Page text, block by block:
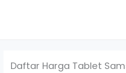
Daftar Harga Tablet